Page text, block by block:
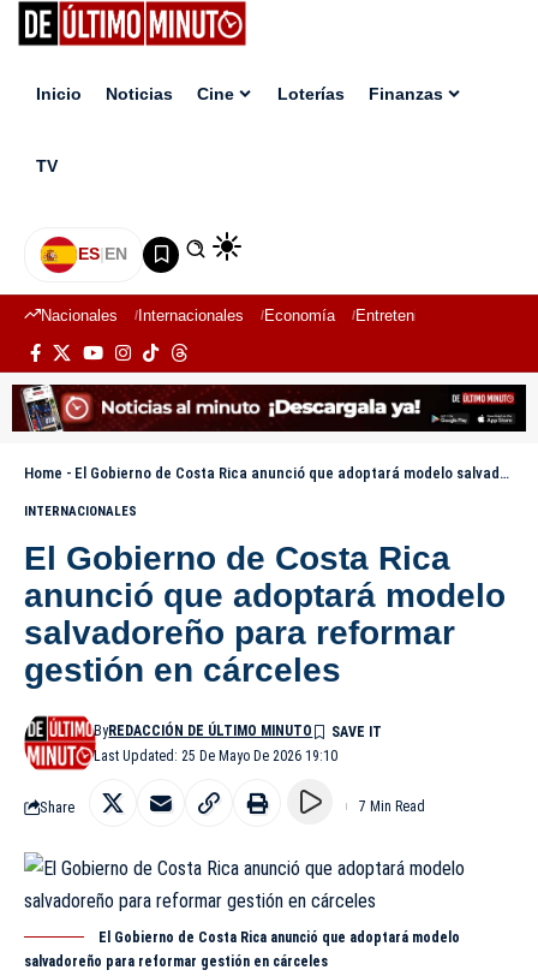
Inicio Noticias Cine Loterías Finanzas
TV
ES|EN
Nacionales Internacionales Economía Entretenimiento
Home - El Gobierno de Costa Rica anunció que adoptará modelo salvadoreño para reformar gestión en cárceles
INTERNACIONALES
El Gobierno de Costa Rica
anunció que adoptará modelo
salvadoreño para reformar
gestión en cárceles
Last Updated: 25 De Mayo De 2026 19:10
ByREDACCIÓN DE ÚLTIMO MINUTO
Share 7 Min Read
El Gobierno de Costa Rica anunció que adoptará modelo
salvadoreño para reformar gestión en cárceles